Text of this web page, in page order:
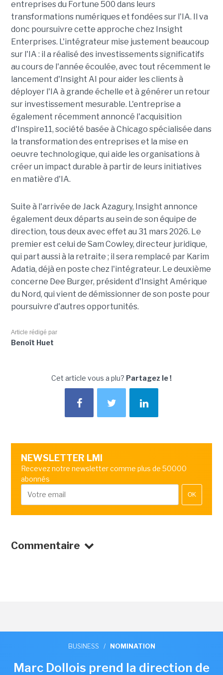
entreprises du Fortune 500 dans leurs
transformations numériques et fondées sur l'IA. Il va
donc poursuivre cette approche chez Insight
Enterprises. L'intégrateur mise justement beaucoup
sur l'IA : il a réalisé des investissements significatifs
au cours de l'année écoulée, avec tout récemment le
lancement d'Insight AI pour aider les clients à
déployer l'IA à grande échelle et à générer un retour
sur investissement mesurable. L'entreprise a
également récemment annoncé l'acquisition
d'Inspire11, société basée à Chicago spécialisée dans
la transformation des entreprises et la mise en
oeuvre technologique, qui aide les organisations à
créer un impact durable à partir de leurs initiatives
en matière d'IA.
Suite à l'arrivée de Jack Azagury, Insight annonce
également deux départs au sein de son équipe de
direction, tous deux avec effet au 31 mars 2026. Le
premier est celui de Sam Cowley, directeur juridique,
qui part aussi à la retraite ; il sera remplacé par Karim
Adatia, déjà en poste chez l'intégrateur. Le deuxième
concerne Dee Burger, président d'Insight Amérique
du Nord, qui vient de démissionner de son poste pour
poursuivre d'autres opportunités.
Article rédigé par
Benoît Huet
Cet article vous a plu? Partagez le !
NEWSLETTER LMI
Recevez notre newsletter comme plus de 50000
abonnés
OK
Commentaire
BUSINESS / NOMINATION
Marc Dollois prend la direction de